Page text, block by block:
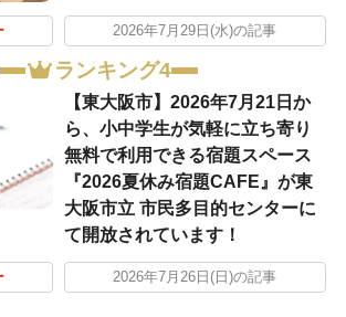
2026年7月29日(水)の記事
ランキング4
【東大阪市】2026年7月21日か
ら、小中学生が気軽に立ち寄り
無料で利用できる宿題スペース
『2026夏休み宿題CAFE』が東
大阪市立 市民多目的センターに
て開放されています！
2026年7月26日(日)の記事